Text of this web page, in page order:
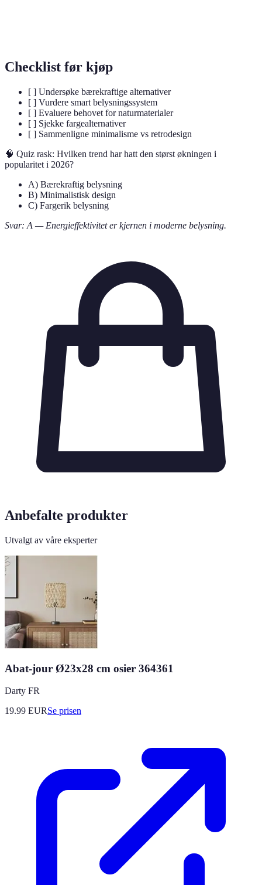
Checklist før kjøp
[ ] Undersøke bærekraftige alternativer
[ ] Vurdere smart belysningssystem
[ ] Evaluere behovet for naturmaterialer
[ ] Sjekke fargealternativer
[ ] Sammenligne minimalisme vs retrodesign
🧠 Quiz rask: Hvilken trend har hatt den størst økningen i
popularitet i 2026?
A) Bærekraftig belysning
B) Minimalistisk design
C) Fargerik belysning
Svar: A — Energieffektivitet er kjernen i moderne belysning.
Anbefalte produkter
Utvalgt av våre eksperter
Abat-jour Ø23x28 cm osier 364361
Darty FR
19.99 EURSe prisen